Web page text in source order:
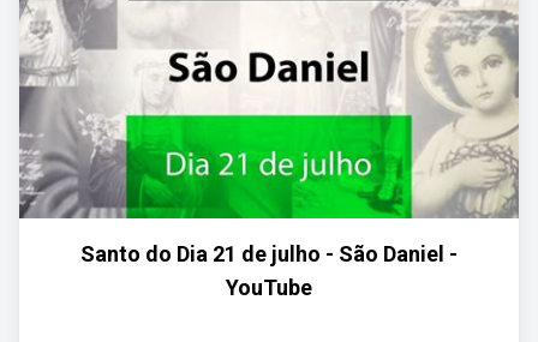
Santo do Dia 21 de julho - São Daniel -
YouTube